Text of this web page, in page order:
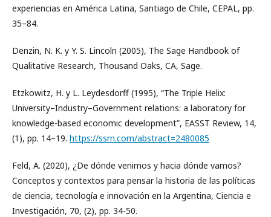
experiencias en América Latina, Santiago de Chile, CEPAL, pp.
35–84.
Denzin, N. K. y Y. S. Lincoln (2005), The Sage Handbook of
Qualitative Research, Thousand Oaks, CA, Sage.
Etzkowitz, H. y L. Leydesdorff (1995), “The Triple Helix:
University–Industry–Government relations: a laboratory for
knowledge-based economic development”, EASST Review, 14,
(1), pp. 14–19. https://ssrn.com/abstract=2480085
Feld, A. (2020), ¿De dónde venimos y hacia dónde vamos?
Conceptos y contextos para pensar la historia de las políticas
de ciencia, tecnología e innovación en la Argentina, Ciencia e
Investigación, 70, (2), pp. 34-50.